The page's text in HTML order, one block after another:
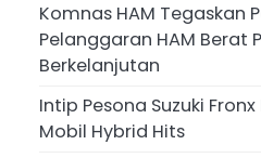
Komnas HAM Tegaskan
Pelanggaran HAM Berat
Berkelanjutan
Intip Pesona Suzuki
Mobil Hybrid Hits